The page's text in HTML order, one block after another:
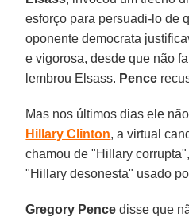
esforço para persuadi-lo de
oponente democrata
e vigorosa, desde que não
lembrou Elsass. Pence
Mas nos últimos dias ele
Hillary Clinton, a virtual
chamou de "Hillary
"Hillary desonesta" usado
Gregory Pence disse que